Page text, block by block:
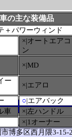
の主な装備品
＋パワーウィンド
×|オートエアコ
ン
×|MD
ー
×|エアロ
○|エアバック
車
×|左ハンドル
×|1オーナー
博多区西月隈3-15-